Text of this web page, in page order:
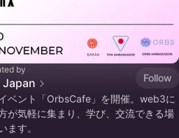
by
Japan
Follow
ベント「OrbsCafe」を開催。web3に
が気軽に集まり、学び、交流できる場
ます。